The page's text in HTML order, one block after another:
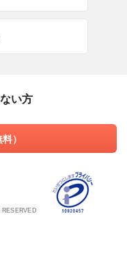
い方
）
RESERVED